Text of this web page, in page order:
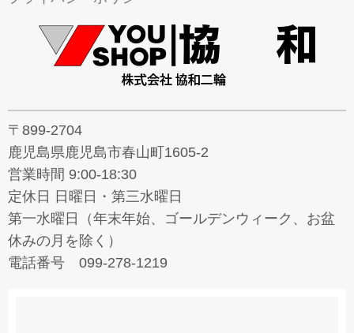
〒899-2704
鹿児島県鹿児島市春山町1605-2
営業時間 9:00-18:30
定休日 日曜日・第三水曜日
第一水曜日（年末年始、ゴールデンウィーク、お盆
休みの月を除く）
電話番号 099-278-1219